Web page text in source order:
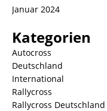
Januar 2024
Kategorien
Autocross
Deutschland
International
Rallycross
Rallycross Deutschland